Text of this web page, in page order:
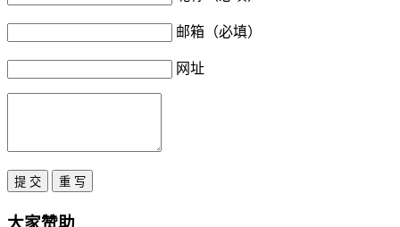
邮箱（必填）
网址
大家赞助